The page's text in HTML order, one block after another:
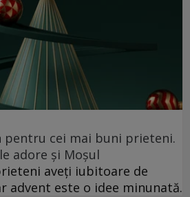
pentru cei mai buni prieteni.
adore și Moșul
aveți iubitoare de
advent este o idee minunată.